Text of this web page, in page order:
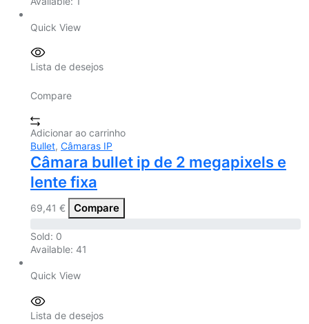
Quick View
Lista de desejos
Compare
Adicionar ao carrinho
Bullet, Câmaras IP
Câmara bullet ip de 2 megapixels e
lente fixa
69,41 € Compare
Sold: 0
Available: 41
Quick View
Lista de desejos